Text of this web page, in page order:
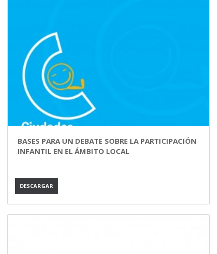
BASES PARA UN DEBATE SOBRE LA PARTICIPACIÓN
INFANTIL EN EL ÁMBITO LOCAL
DESCARGAR